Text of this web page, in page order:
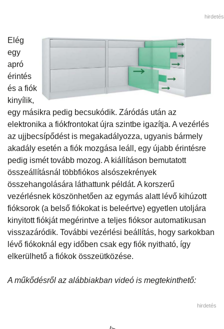
hirdetés
Elég
egy
apró
érintés
és a fiók
kinyílik,
egy másikra pedig becsukódik. Záródás után az
elektronika a fiókfrontokat újra szintbe igazítja. A vezérlés
az ujjbecsípődést is megakadályozza, ugyanis bármely
akadály esetén a fiók mozgása leáll, egy újabb érintésre
pedig ismét tovább mozog. A kiállításon bemutatott
összeállításnál többfiókos alsószekrények
összehangolására láthattunk példát. A korszerű
vezérlésnek köszönhetően az egymás alatt lévő kihúzott
fióksorok (a belső fiókokat is beleértve) egyetlen utoljára
kinyitott fiókját megérintve a teljes fióksor automatikusan
visszazáródik. További vezérlési beállítás, hogy sarkokban
lévő fiókoknál egy időben csak egy fiók nyitható, így
elkerülhető a fiókok összeütközése.
A műkődésről az alábbiakban videó is megtekinthető:
hirdetés